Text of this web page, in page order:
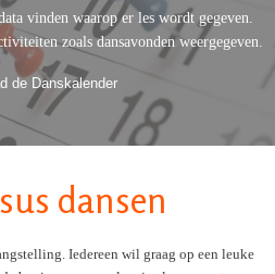
vinden waarop er les wordt gegeven.
zoals dansavonden weergegeven.
de Danskalender
dansen
Iedereen wil graag op een leuke